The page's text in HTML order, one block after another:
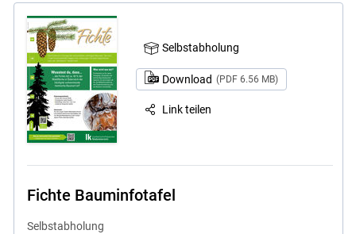
Selbstabholung
Download (PDF 6.56 MB)
Link teilen
Fichte Bauminfotafel
Selbstabholung